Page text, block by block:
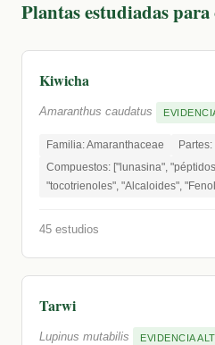
Plantas estudiadas para
Kiwicha
Amaranthus caudatus
Familia: Amaranthaceae
Compuestos: ["lunasina",
"tocotrienoles", "Alcaloides",
45 estudios
Tarwi
Lupinus mutabilis EVIDENCIA